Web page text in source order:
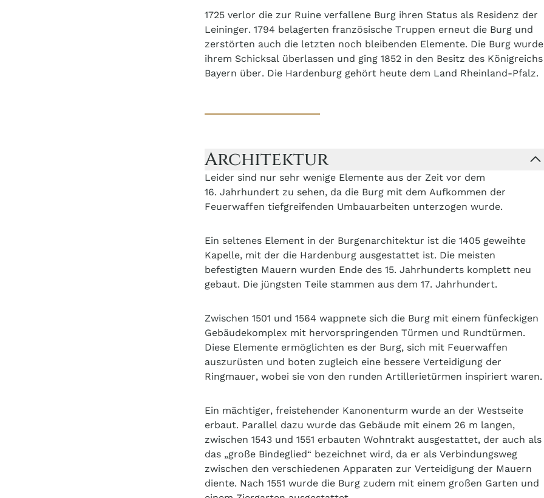
1725 verlor die zur Ruine verfallene Burg ihren Status als Residenz der
Leininger. 1794 belagerten französische Truppen erneut die Burg und
zerstörten auch die letzten noch bleibenden Elemente. Die Burg wurde
ihrem Schicksal überlassen und ging 1852 in den Besitz des Königreichs
Bayern über. Die Hardenburg gehört heute dem Land Rheinland-Pfalz.
Architektur
Leider sind nur sehr wenige Elemente aus der Zeit vor dem
16. Jahrhundert zu sehen, da die Burg mit dem Aufkommen der
Feuerwaffen tiefgreifenden Umbauarbeiten unterzogen wurde.
Ein seltenes Element in der Burgenarchitektur ist die 1405 geweihte
Kapelle, mit der die Hardenburg ausgestattet ist. Die meisten
befestigten Mauern wurden Ende des 15. Jahrhunderts komplett neu
gebaut. Die jüngsten Teile stammen aus dem 17. Jahrhundert.
Zwischen 1501 und 1564 wappnete sich die Burg mit einem fünfeckigen
Gebäudekomplex mit hervorspringenden Türmen und Rundtürmen.
Diese Elemente ermöglichten es der Burg, sich mit Feuerwaffen
auszurüsten und boten zugleich eine bessere Verteidigung der
Ringmauer, wobei sie von den runden Artillerietürmen inspiriert waren.
Ein mächtiger, freistehender Kanonenturm wurde an der Westseite
erbaut. Parallel dazu wurde das Gebäude mit einem 26 m langen,
zwischen 1543 und 1551 erbauten Wohntrakt ausgestattet, der auch als
das „große Bindeglied“ bezeichnet wird, da er als Verbindungsweg
zwischen den verschiedenen Apparaten zur Verteidigung der Mauern
diente. Nach 1551 wurde die Burg zudem mit einem großen Garten und